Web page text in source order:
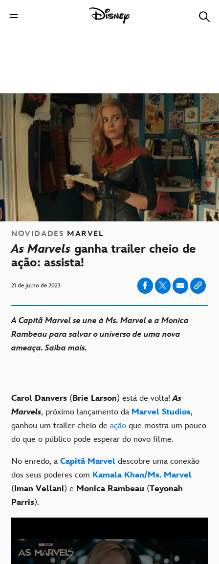
NOVIDADES MARVEL
As Marvels ganha trailer cheio de
ação: assista!
21 de julho de 2023
A Capitã Marvel se une à Ms. Marvel e a Monica
Rambeau para salvar o universo de uma nova
ameaça. Saiba mais.
Carol Danvers (Brie Larson) está de volta!As
Marvels, próximo lançamento da Marvel Studios,
ganhou um trailer cheio de ação que mostra um pouco
do que o público pode esperar do novo filme.
No enredo, a Capitã Marvel descobre uma conexão
dos seus poderes com Kamala Khan/Ms. Marvel
(Iman Vellani) e Monica Rambeau (Teyonah
Parris).